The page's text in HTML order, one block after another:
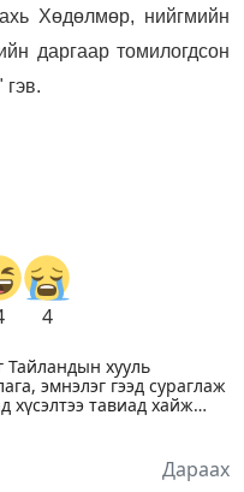
Хөдөлмөр, нийгмийн
даргаар томилогдсон
4
Тайландын хууль
эмнэлэг гээд сураглаж
хүсэлтээ тавиад хайж
Дараах